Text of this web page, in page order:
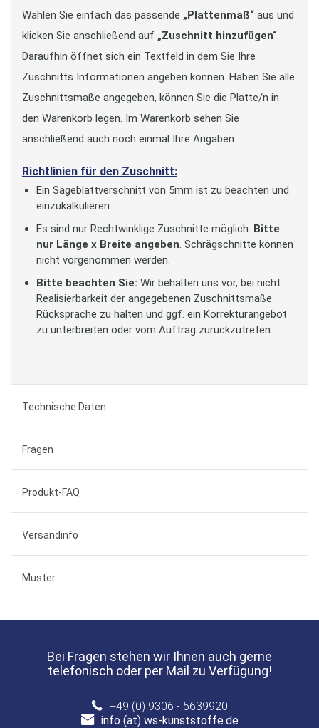
Wählen Sie einfach das passende „Plattenmaß“ aus und
klicken Sie anschließend auf „Zuschnitt hinzufügen“.
Daraufhin öffnet sich ein Textfeld in dem Sie Ihre
Zuschnitts Informationen angeben können. Haben Sie alle
Zuschnittsmaße angegeben, können Sie die Platte/n in
den Warenkorb legen. Im Warenkorb sehen Sie
anschließend auch noch einmal Ihre Angaben.
Richtlinien für den Zuschnitt:
Ein Sägeblattverschnitt von 5mm ist zu beachten und
einzukalkulieren
Es sind nur Rechtwinklige Zuschnitte möglich. Bitte
nur Länge x Breite angeben. Schrägschnitte können
nicht vorgenommen werden.
Bitte beachten Sie: Wir behalten uns vor, bei nicht
Realisierbarkeit der angegebenen Zuschnittsmaße
Rücksprache zu halten und ggf. ein Korrekturangebot
zu unterbreiten oder vom Auftrag zurückzutreten.
Technische Daten
Fragen
Produkt-FAQ
Versandinfo
Muster
Bei Fragen stehen wir Ihnen auch gerne
telefonisch oder per Mail zu Verfügung!
+49 (0) 9306 - 5639920
info (at) ws-kunststoffe.de